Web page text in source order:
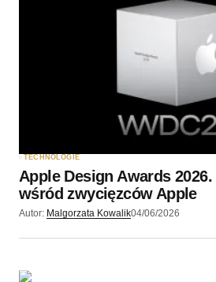
TECHNOLOGIE
Apple Design Awards
wśród zwycięzców Apple
Autor: Malgorzata Kowalik04/06/2026